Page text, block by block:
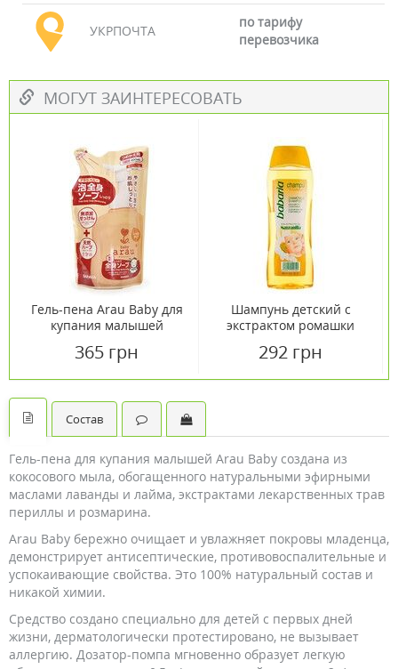
УКРПОЧТА
по тарифу
перевозчика
МОГУТ ЗАИНТЕРЕСОВАТЬ
Гель-пена Arau Baby для
купания малышей
сменный блок
365 грн
Шампунь детский с
экстрактом ромашки
292 грн
Состав
Гель-пена для купания малышей Arau Baby создана из
кокосового мыла, обогащенного натуральными эфирными
маслами лаванды и лайма, экстрактами лекарственных трав
периллы и розмарина.
Arau Baby бережно очищает и увлажняет покровы младенца,
демонстрирует антисептические, противовоспалительные и
успокаивающие свойства. Это 100% натуральный состав и
никакой химии.
Средство создано специально для детей с первых дней
жизни, дерматологически протестировано, не вызывает
аллергию. Дозатор-помпа мгновенно образует легкую